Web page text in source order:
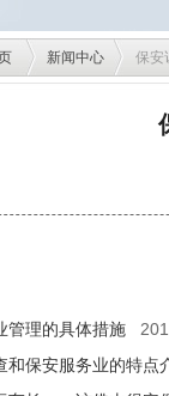
新闻中心 保安
管理的具体措施
和保安服务业的特点